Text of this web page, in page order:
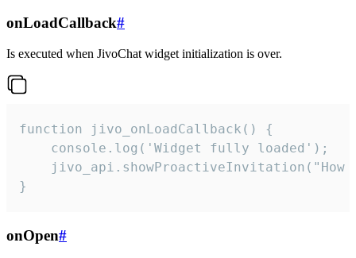
onLoadCallback#
Is executed when JivoChat widget initialization is over.
function jivo_onLoadCallback() {
    console.log('Widget fully loaded');
jivo_api.showProactiveInvitation("How
}
onOpen#